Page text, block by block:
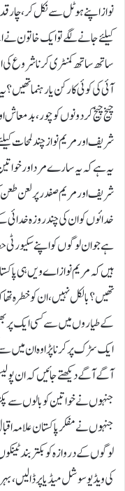
نواز اپنے ہوٹل سے نکل کر، چار
کیلئے جانے لگے تو ایک خاتون
ساتھ ساتھ کمنٹری کرنا شروع کی
آئی کی کوئی کارکن یا رہنما
چیخ چیخ کر دونوں کو چور،
شریف اور مریم نواز چند لمحات
یہ ہے کہ یہ سارے مرد اور خواتین
شریف اور مریم صفدر پر لعن
خدائوں کو ان کی چند روزہ
ہے جو ان لوگوں کو اپنے سکیورٹی
ہیں کہ مریم نواز اے ویں ہی
تھیں؟ بالکل نہیں، ان کو خطرہ
کے طیاروں میں سے کسی ایک پر
ایک سڑک پر کرنا پڑا وہ ان میں سے
آگے آگے دیکھتے جائیں کہ ان
جنہوں نے خواتین کو بالوں سے
جنہوں نے مفکر پاکستان علامہ
لوگوں کے دروازہ کو بکتر بند
کی ویڈیو سوشل میڈیا پر ڈالیں،